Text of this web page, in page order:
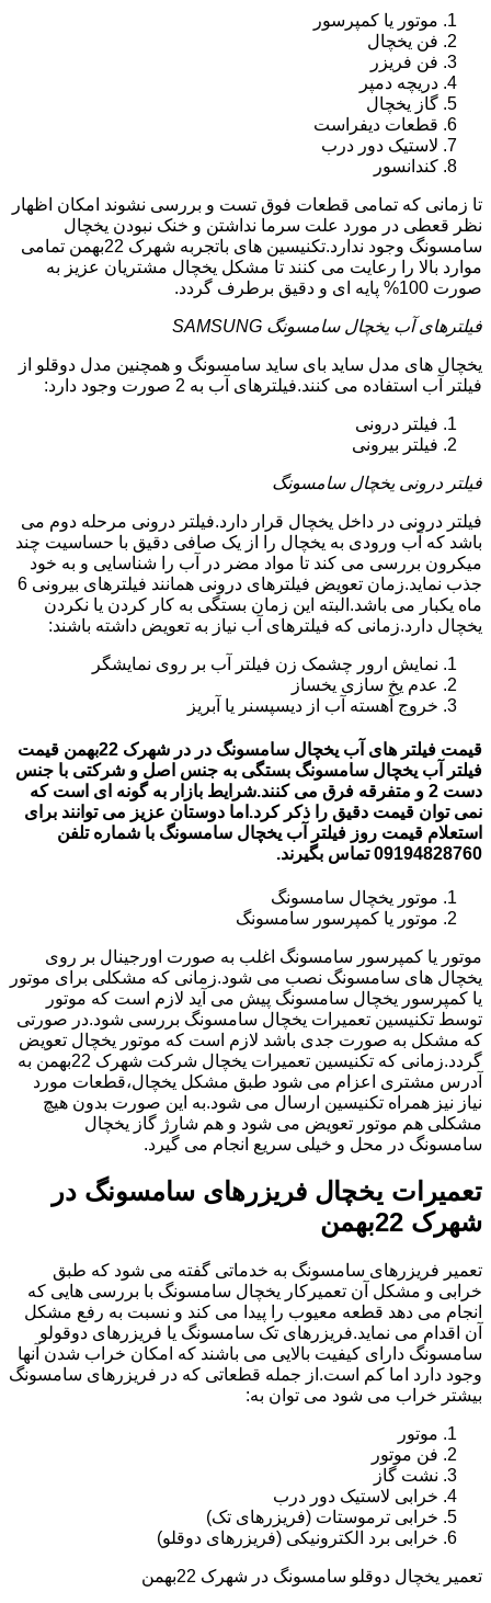
موتور یا کمپرسور
فن یخچال
فن فریزر
دریچه دمپر
گاز یخچال
قطعات دیفراست
لاستیک دور درب
کندانسور
تا زمانی که تمامی قطعات فوق تست و بررسی نشوند امکان اظهار
نظر قعطی در مورد علت سرما نداشتن و خنک نبودن یخچال
سامسونگ وجود ندارد.تکنیسین های باتجربه شهرک 22بهمن تمامی
موارد بالا را رعایت می کنند تا مشکل یخچال مشتریان عزیز به
صورت 100% پایه ای و دقیق برطرف گردد.
فیلترهای آب یخچال سامسونگ SAMSUNG
یخچال های مدل ساید بای ساید سامسونگ و همچنین مدل دوقلو از
فیلتر آب استفاده می کنند.فیلترهای آب به 2 صورت وجود دارد:
فیلتر درونی
فیلتر بیرونی
فیلتر درونی یخچال سامسونگ
فیلتر درونی در داخل یخچال قرار دارد.فیلتر درونی مرحله دوم می
باشد که آب ورودی به یخچال را از یک صافی دقیق با حساسیت چند
میکرون بررسی می کند تا مواد مضر در آب را شناسایی و به خود
جذب نماید.زمان تعویض فیلترهای درونی همانند فیلترهای بیرونی 6
ماه یکبار می باشد.البته این زمان بستگی به کار کردن یا نکردن
یخچال دارد.زمانی که فیلترهای آب نیاز به تعویض داشته باشند:
نمایش ارور چشمک زن فیلتر آب بر روی نمایشگر
عدم یخ سازی یخساز
خروج آهسته آب از دیسپسنر یا آبریز
قیمت فیلتر های آب یخچال سامسونگ در در شهرک 22بهمن قیمت
فیلتر آب یخچال سامسونگ بستگی به جنس اصل و شرکتی با جنس
دست 2 و متفرقه فرق می کنند.شرایط بازار به گونه ای است که
نمی توان قیمت دقیق را ذکر کرد.اما دوستان عزیز می توانند برای
استعلام قیمت روز فیلتر آب یخچال سامسونگ با شماره تلفن
09194828760 تماس بگیرند.
موتور یخچال سامسونگ
موتور یا کمپرسور سامسونگ
موتور یا کمپرسور سامسونگ اغلب به صورت اورجینال بر روی
یخچال های سامسونگ نصب می شود.زمانی که مشکلی برای موتور
یا کمپرسور یخچال سامسونگ پیش می آید لازم است که موتور
توسط تکنیسین تعمیرات یخچال سامسونگ بررسی شود.در صورتی
که مشکل به صورت جدی باشد لازم است که موتور یخچال تعویض
گردد.زمانی که تکنیسین تعمیرات یخچال شرکت شهرک 22بهمن به
آدرس مشتری اعزام می شود طبق مشکل یخچال،قطعات مورد
نیاز نیز همراه تکنیسین ارسال می شود.به این صورت بدون هیچ
مشکلی هم موتور تعویض می شود و هم شارژ گاز یخچال
سامسونگ در محل و خیلی سریع انجام می گیرد.
تعمیرات یخچال فریزرهای سامسونگ در
شهرک 22بهمن
تعمیر فریزرهای سامسونگ به خدماتی گفته می شود که طبق
خرابی و مشکل آن تعمیرکار یخچال سامسونگ با بررسی هایی که
انجام می دهد قطعه معیوب را پیدا می کند و نسبت به رفع مشکل
آن اقدام می نماید.فریزرهای تک سامسونگ یا فریزرهای دوقولو
سامسونگ دارای کیفیت بالایی می باشند که امکان خراب شدن آنها
وجود دارد اما کم است.از جمله قطعاتی که در فریزرهای سامسونگ
بیشتر خراب می شود می توان به:
موتور
فن موتور
نشت گاز
خرابی لاستیک دور درب
خرابی ترموستات (فریزرهای تک)
خرابی برد الکترونیکی (فریزرهای دوقلو)
تعمیر یخچال دوقلو سامسونگ در شهرک 22بهمن